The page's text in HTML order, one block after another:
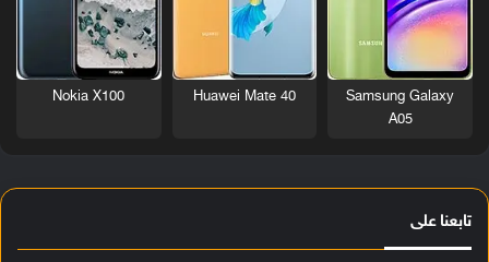
Samsung Galaxy
A05
Huawei Mate 40
Nokia X100
تابعنا على